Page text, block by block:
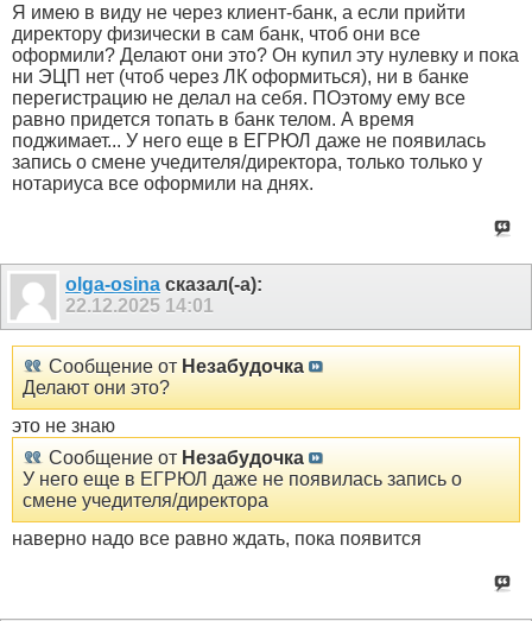
Я имею в виду не через клиент-банк, а если прийти
директору физически в сам банк, чтоб они все
оформили? Делают они это? Он купил эту нулевку и пока
ни ЭЦП нет (чтоб через ЛК оформиться), ни в банке
перегистрацию не делал на себя. ПОэтому ему все
равно придется топать в банк телом. А время
поджимает... У него еще в ЕГРЮЛ даже не появилась
запись о смене учедителя/директора, только только у
нотариуса все оформили на днях.
olga-osina сказал(-а):
22.12.2025 14:01
Сообщение от Незабудочка
Делают они это?
это не знаю
Сообщение от Незабудочка
У него еще в ЕГРЮЛ даже не появилась запись о
смене учедителя/директора
наверно надо все равно ждать, пока появится